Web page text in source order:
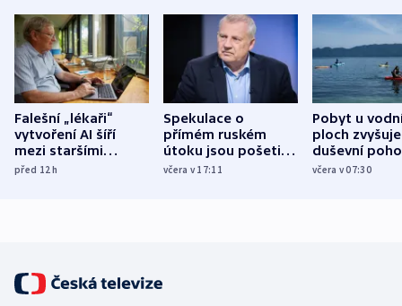
Falešní „lékaři“
vytvoření AI šíří
mezi staršími
Poláky nebezpečné
před 12h
Spekulace o
přímém ruském
útoku jsou pošetilé,
míní estonský
včera v 17:11
Pobyt u
ploch zvyšuje
duševní
ukázala
včera v 07:30